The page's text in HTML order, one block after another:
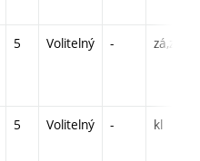
5 Volitelný - zá,zk
5 Volitelný - kl